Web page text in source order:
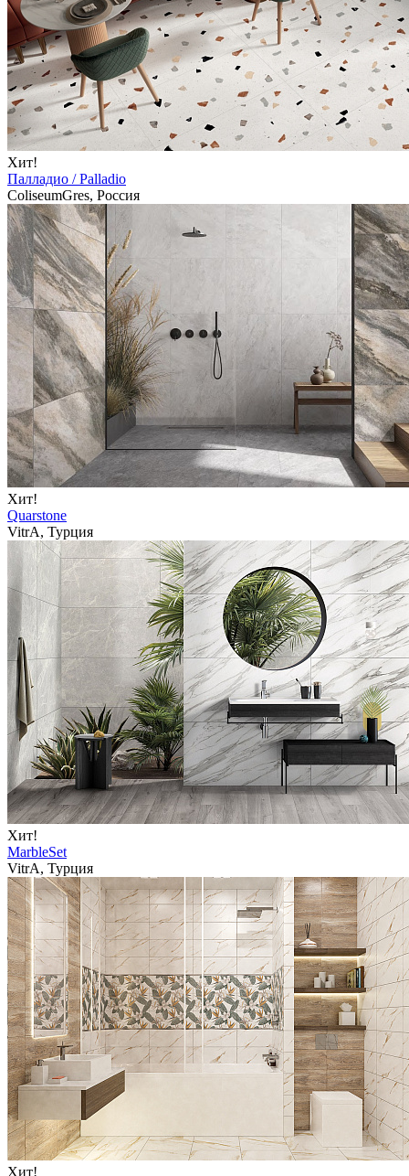
Хит!
Палладио / Palladio
ColiseumGres, Россия
Хит!
Quarstone
VitrA, Турция
Хит!
MarbleSet
VitrA, Турция
Хит!